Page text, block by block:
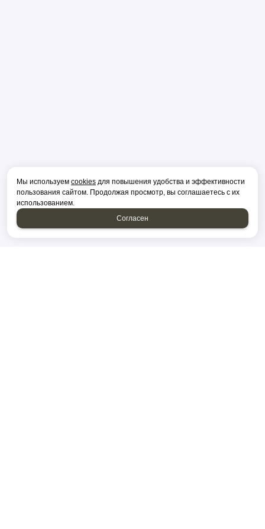
Мы используем cookies для повышения удобства и эффективности
пользования сайтом. Продолжая просмотр, вы соглашаетесь с их
использованием.
Согласен